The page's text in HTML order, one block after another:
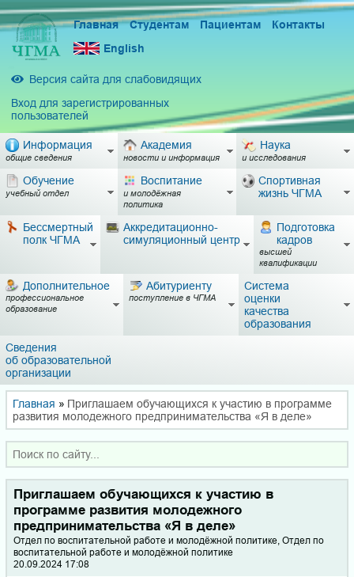
Главная Студентам Пациентам
Контакты
English
Версия сайта для слабовидящих
Вход для зарегистрированных
пользователей
Информация
общие сведения
Академия
новости и информация
Наука
и исследования
Обучение
учебный отдел
Воспитание
и молодёжная
политика
Спортивная
жизнь ЧГМА
Бессмертный
полк ЧГМА
Аккредитационно-
симуляционный центр
Подготовка
кадров
высшей
квалификации
Дополнительное
профессиональное
образование
Абитуриенту
поступление в ЧГМА
Система
оценки
качества
образования
Сведения
об образовательной
организации
Главная » Приглашаем обучающихся к участию в программе
развития молодежного предпринимательства «Я в деле»
Приглашаем обучающихся к участию в
программе развития молодежного
предпринимательства «Я в деле»
Отдел по воспитательной работе и молодёжной политике, Отдел по
воспитательной работе и молодёжной политике
20.09.2024 17:08